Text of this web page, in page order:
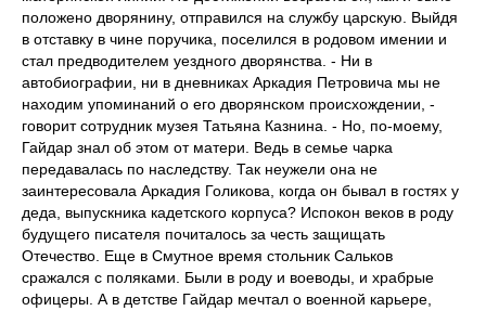
положено дворянину, отправился на службу царскую. Выйдя
в отставку в чине поручика, поселился в родовом имении и
стал предводителем уездного дворянства. - Ни в
автобиографии, ни в дневниках Аркадия Петровича мы не
находим упоминаний о его дворянском происхождении, -
говорит сотрудник музея Татьяна Казнина. - Но, по-моему,
Гайдар знал об этом от матери. Ведь в семье чарка
передавалась по наследству. Так неужели она не
заинтересовала Аркадия Голикова, когда он бывал в гостях у
деда, выпускника кадетского корпуса? Испокон веков в роду
будущего писателя почиталось за честь защищать
Отечество. Еще в Смутное время стольник Сальков
сражался с поляками. Были в роду и воеводы, и храбрые
офицеры. А в детстве Гайдар мечтал о военной карьере,